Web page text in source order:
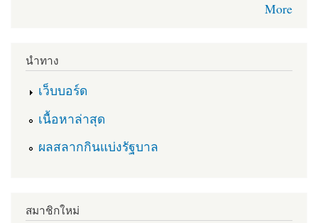
More
นำทาง
เว็บบอร์ด
เนื้อหาล่าสุด
ผลสลากกินแบ่งรัฐบาล
สมาชิกใหม่